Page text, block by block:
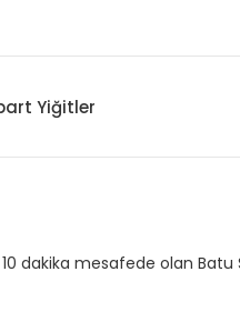
Yiğitler
dakika mesafede olan Batu